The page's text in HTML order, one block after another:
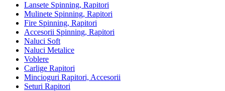
Lansete Spinning, Rapitori
Mulinete Spinning, Rapitori
Fire Spinning, Rapitori
Accesorii Spinning, Rapitori
Naluci Soft
Naluci Metalice
Voblere
Carlige Rapitori
Mincioguri Rapitori, Accesorii
Seturi Rapitori